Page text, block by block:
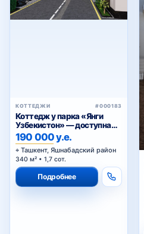
КОТТЕДЖИ #000183
Коттедж у парка «Янги
Узбекистон» — доступна
рассрочка
190 000 у.е.
Ташкент, Яшнабадский район
340 м² • 1,7 сот.
Подробнее